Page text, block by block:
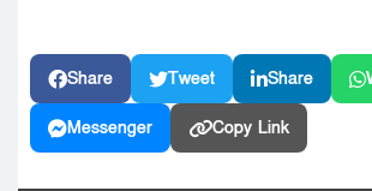
Share Tweet Share
Messenger Copy Link